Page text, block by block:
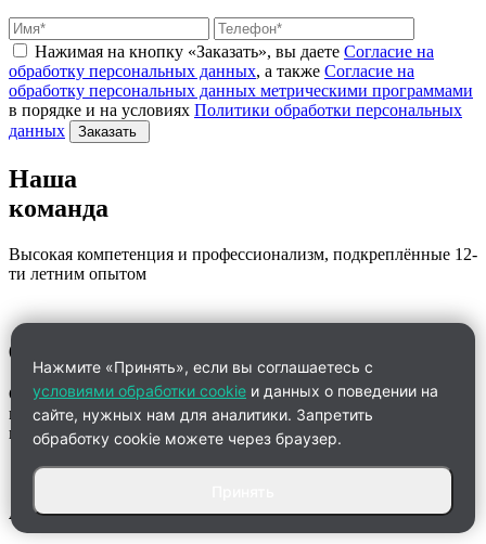
Нажимая на кнопку «Заказать», вы даете Согласие на
обработку персональных данных, а также Согласие на
обработку персональных данных метрическими программами
в порядке и на условиях Политики обработки персональных
данных
Заказать
Наша
команда
Высокая компетенция и профессионализм, подкреплённые 12-
ти летним опытом
60% наших экспертов
Студенты 5-6 курсов, магистры, аспиранты, кандидаты наук,
профессора и бывшие преподаватели вузов из 4-х стран СНГ
и 18 регионов РФ.
Анна
Нажмите «Принять», если вы соглашаетесь с
условиями обработки cookie и данных о поведении на
сайте, нужных нам для аналитики. Запретить
обработку cookie можете через браузер.